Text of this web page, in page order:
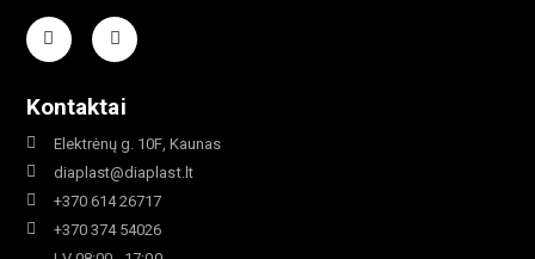
Kontaktai
Elektrėnų g. 10F, Kaunas
diaplast@diaplast.lt
+370 614 26717
+370 374 54026